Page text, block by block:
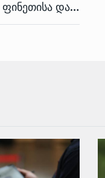
ფინეთისა და…